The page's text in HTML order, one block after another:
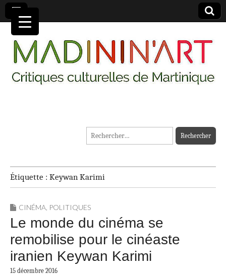
MADININ'ART
Rechercher :
Étiquette : Keywan Karimi
CINÉMA, POLITIQUES
Le monde du cinéma se
remobilise pour le cinéaste
iranien Keywan Karimi
15 décembre 2016